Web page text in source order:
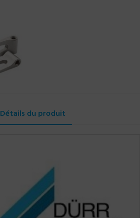
Détails du produit